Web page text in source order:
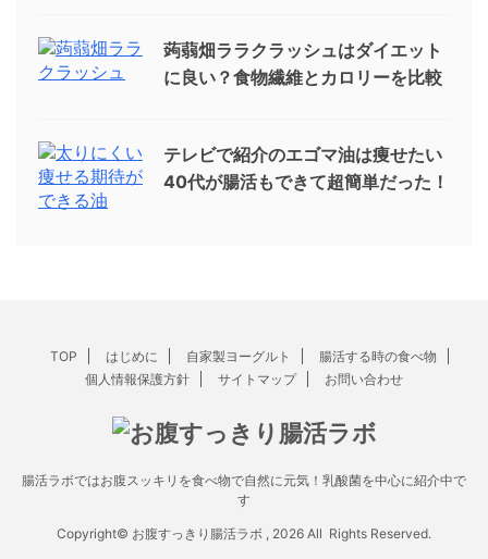
蒟蒻畑ララクラッシュはダイエット
に良い？食物繊維とカロリーを比較
テレビで紹介のエゴマ油は痩せたい
40代が腸活もできて超簡単だった！
TOP はじめに 自家製ヨーグルト
腸活する時の食べ物
個人情報保護方針
サイトマップ お問い合わせ
腸活ラボではお腹スッキリを食べ物で自然に元気！乳酸菌を中心に紹介中で
す
Copyright© お腹すっきり腸活ラボ , 2026 All Rights Reserved.